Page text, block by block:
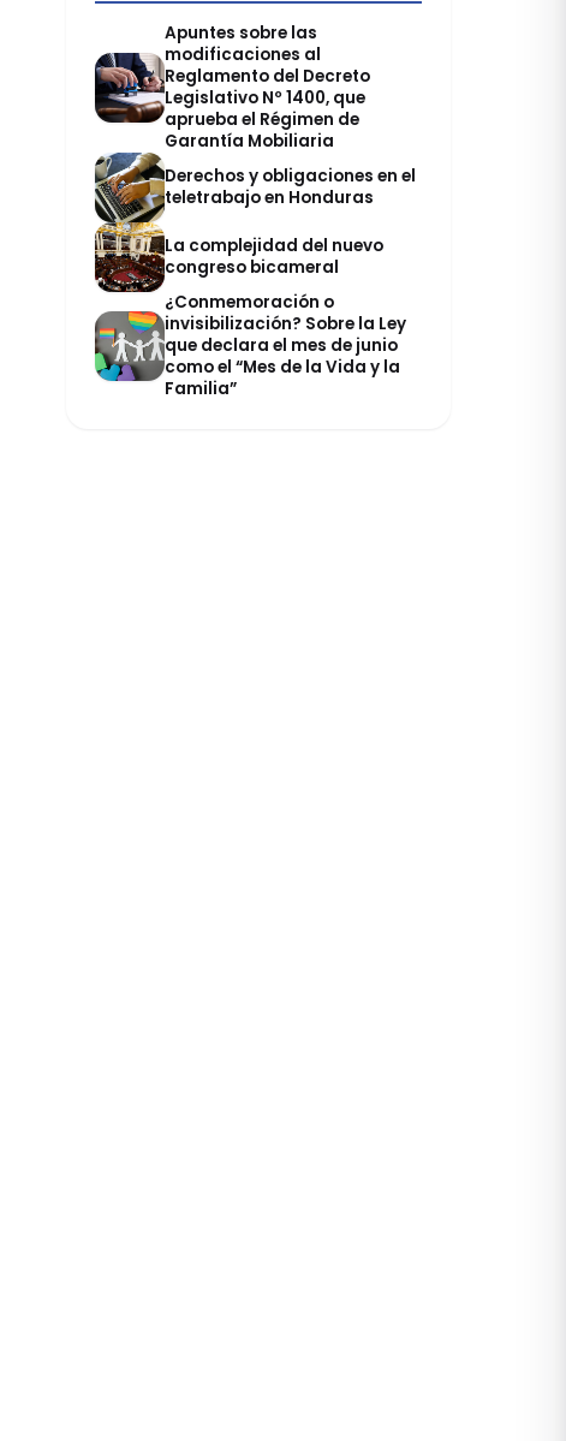
Apuntes sobre las
modificaciones al
Reglamento del Decreto
Legislativo Nº 1400, que
aprueba el Régimen de
Garantía Mobiliaria
Derechos y obligaciones en el
teletrabajo en Honduras
La complejidad del nuevo
congreso bicameral
¿Conmemoración o
invisibilización? Sobre la Ley
que declara el mes de junio
como el “Mes de la Vida y la
Familia”